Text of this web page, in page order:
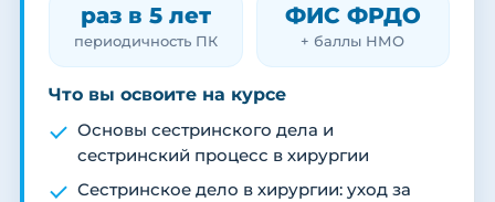
раз в 5 лет
периодичность ПК
ФИС ФРДО
+ баллы НМО
Что вы освоите на курсе
Основы сестринского дела и
сестринский процесс в хирургии
Сестринское дело в хирургии: уход за